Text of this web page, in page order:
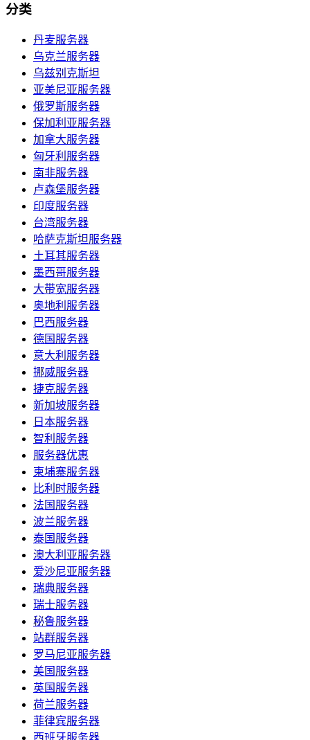
分类
丹麦服务器
乌克兰服务器
乌兹别克斯坦
亚美尼亚服务器
俄罗斯服务器
保加利亚服务器
加拿大服务器
匈牙利服务器
南非服务器
卢森堡服务器
印度服务器
台湾服务器
哈萨克斯坦服务器
土耳其服务器
墨西哥服务器
大带宽服务器
奥地利服务器
巴西服务器
德国服务器
意大利服务器
挪威服务器
捷克服务器
新加坡服务器
日本服务器
智利服务器
服务器优惠
柬埔寨服务器
比利时服务器
法国服务器
波兰服务器
泰国服务器
澳大利亚服务器
爱沙尼亚服务器
瑞典服务器
瑞士服务器
秘鲁服务器
站群服务器
罗马尼亚服务器
美国服务器
英国服务器
荷兰服务器
菲律宾服务器
西班牙服务器